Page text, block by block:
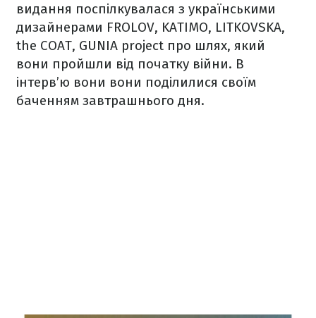
видання поспілкувалася з українськими
дизайнерами FROLOV, KATIMO, LITKOVSKA,
the COAT, GUNIA project про шлях, який
вони пройшли від початку війни. В
інтерв’ю вони вони поділилися своїм
баченням завтрашнього дня.